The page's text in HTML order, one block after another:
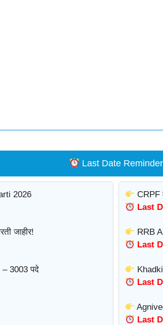
Last Date Reminder
2026
जाहीर!
3003 पदे
CRPF
Last
RRB
Last
Last
Last